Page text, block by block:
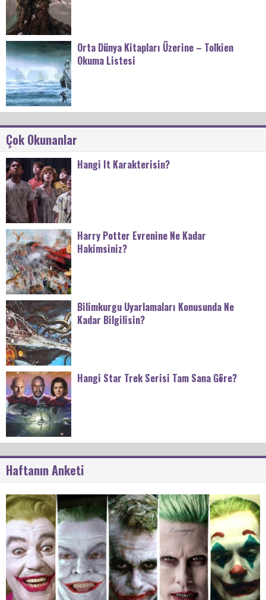
Orta Dünya Kitapları Üzerine – Tolkien
Okuma Listesi
Çok Okunanlar
Hangi It Karakterisin?
Harry Potter Evrenine Ne Kadar
Hakimsiniz?
Bilimkurgu Uyarlamaları Konusunda Ne
Kadar Bilgilisin?
Hangi Star Trek Serisi Tam Sana Göre?
Haftanın Anketi